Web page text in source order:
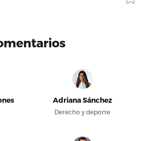
Adriana Sánchez
Derecho y deporte